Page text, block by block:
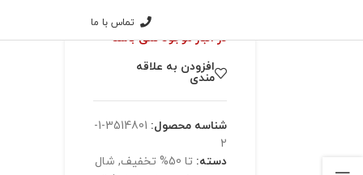
تماس با ما
در انبار موجود نمی باشد
افزودن به علاقه
مندی
شناسه محصول:
3514801-1-
2
دسته: تا 50% تخفیف , شال